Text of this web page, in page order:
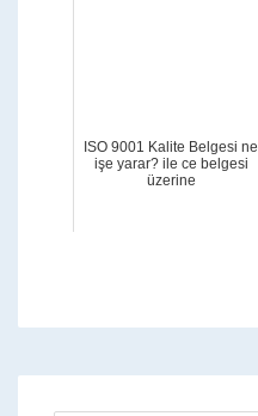
ISO 9001 Kalite Belgesi ne
işe yarar? ile ce belgesi
üzerine